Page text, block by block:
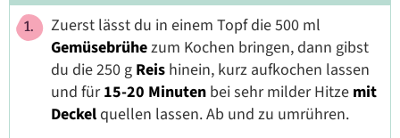
Zuerst lässt du in einem Topf die 500 ml
Gemüsebrühezum Kochen bringen, dann gibst
du die 250 g Reis hinein, kurz aufkochen lassen
und für15-20 Minuten bei sehr milder Hitze mit
Deckelquellen lassen. Ab und zu umrühren.